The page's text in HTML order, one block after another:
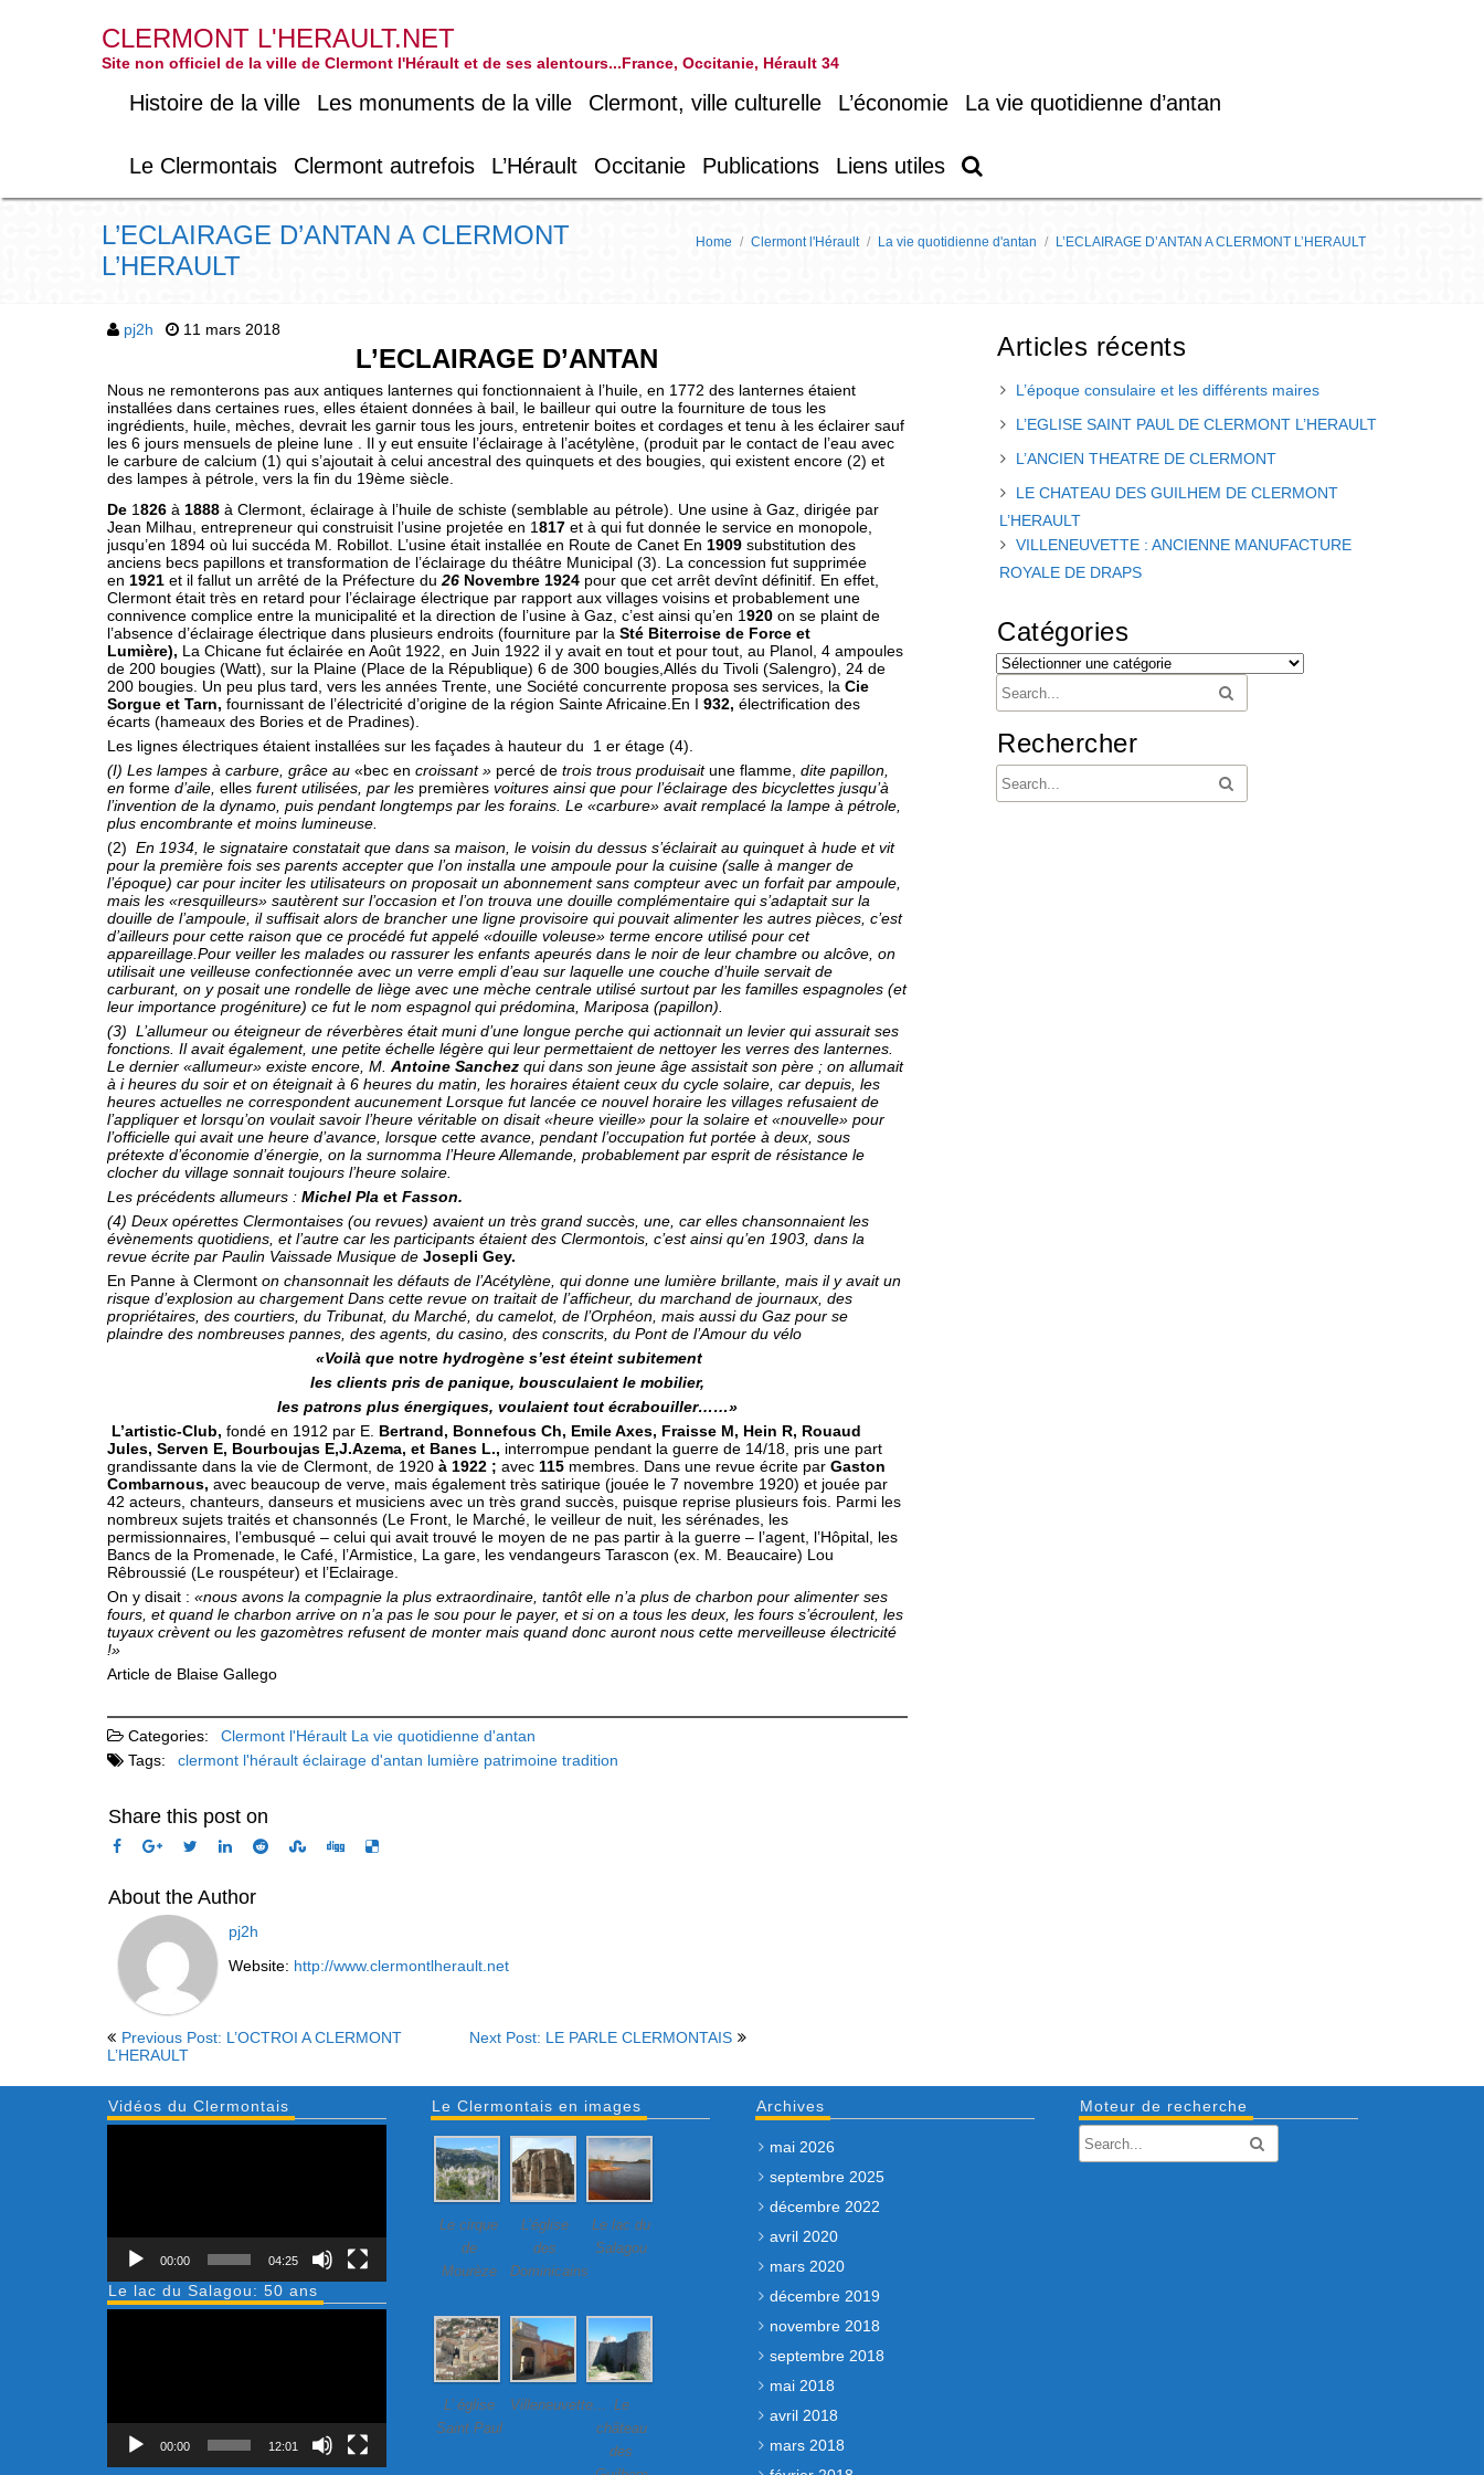
CLERMONT L'HERAULT.NET
Site non officiel de la ville de Clermont l'Hérault et de ses alentours...France, Occitanie, Hérault 34
Histoire de la ville Les monuments de la ville Clermont, ville culturelle L’économie La vie quotidienne d’antan
Le Clermontais Clermont autrefois L’Hérault Occitanie Publications Liens utiles
Home / Clermont l'Hérault / La vie quotidienne d'antan / L’ECLAIRAGE D’ANTAN A CLERMONT L’HERAULT
L’ECLAIRAGE D’ANTAN A CLERMONT
L’HERAULT
pj2h 11 mars 2018
L’ECLAIRAGE D’ANTAN
Nous ne remonterons pas aux antiques lanternes qui fonctionnaient à l’huile, en 1772 des lanternes étaient
installées dans certaines rues, elles étaient données à bail, le bailleur qui outre la fourniture de tous les
ingrédients, huile, mèches, devrait les garnir tous les jours, entretenir boites et cordages et tenu à les éclairer sauf
les 6 jours mensuels de pleine lune . Il y eut ensuite l’éclairage à l’acétylène, (produit par le contact de l’eau avec
le carbure de calcium (1) qui s’ajoutait à celui ancestral des quinquets et des bougies, qui existent encore (2) et
des lampes à pétrole, vers la fin du 19ème siècle.
De 1826 à 1888 à Clermont, éclairage à l’huile de schiste (semblable au pétrole). Une usine à Gaz, dirigée par
Jean Milhau, entrepreneur qui construisit l’usine projetée en 1817 et à qui fut donnée le service en monopole,
jusqu’en 1894 où lui succéda M. Robillot. L’usine était installée en Route de Canet En 1909 substitution des
anciens becs papillons et transformation de l’éclairage du théâtre Municipal (3). La concession fut supprimée
en 1921 et il fallut un arrêté de la Préfecture du 26 Novembre 1924 pour que cet arrêt devînt définitif. En effet,
Clermont était très en retard pour l’éclairage électrique par rapport aux villages voisins et probablement une
connivence complice entre la municipalité et la direction de l’usine à Gaz, c’est ainsi qu’en 1920 on se plaint de
l’absence d’éclai­rage électrique dans plusieurs endroits (fourniture par la Sté Biterroise de Force et
Lumière), La Chicane fut éclairée en Août 1922, en Juin 1922 il y avait en tout et pour tout, au Planol, 4 ampoules
de 200 bougies (Watt), sur la Plaine (Place de la République) 6 de 300 bougies,Allés du Tivoli (Salengro), 24 de
200 bougies. Un peu plus tard, vers les années Trente, une Société concurrente proposa ses services, la Cie
Sorgue et Tarn, fournissant de l’électricité d’origine de la région Sainte Africaine.En I 932, électrification des
écarts (hameaux des Bories et de Pradines).
Les lignes électriques étaient installées sur les façades à hauteur du 1 er étage (4).
(I) Les lampes à carbure, grâce au «bec en croissant » percé de trois trous produisaitune flamme, dite papillon,
en forme d’aile, elles furent utilisées, par les premières voitures ainsi que pour l’éclairage des bicyclettes jusqu’à
l’invention de la dynamo, puis pendant longtemps par les forains. Le «carbure» avait remplacé la lampe à pétrole,
plus encombrante et moins lumineuse.
(2) En 1934, le signataire constatait que dans sa maison, le voisin du dessus s’éclairait au quinquet à hude et vit
pour la première fois ses parents accepter que l’on installa une ampoule pour la cuisine (salle à manger de
l’époque) car pour inciter les utilisateurs on proposait un abonnement sans compteur avec un forfait par ampoule,
mais les «resquilleurs» sautèrent sur l’occa­sion et l’on trouva une douille complémentaire qui s’adaptait sur la
douille de l’ampoule, il suffisait alors de brancher une ligne pro­visoire qui pouvait alimenter les autres pièces, c’est
d’ailleurs pour cette raison que ce procédé fut appelé «douille voleuse» terme encore utilisé pour cet
appareillage.Pour veiller les malades ou rassurer les enfants apeurés dans le noir de leur chambre ou alcôve, on
utilisait une veilleuse confectionnée avec un verre empli d’eau sur laquelle une couche d’huile servait de
carburant, on y posait une rondelle de liège avec une mèche centrale utilisé surtout par les familles espagnoles (et
leur importance progéniture) ce fut le nom espagnol qui prédo­mina, Mariposa (papillon).
(3) L’allumeur ou éteigneur de réverbères était muni d’une longue perche qui actionnait un levier qui assurait ses
fonc­tions. Il avait également, une petite échelle légère qui leur permettaient de nettoyer les verres des lanternes.
Le dernier «allumeur» existe encore, M. Antoine Sanchez qui dans son jeune âge assistait son père ; on allumait
à i heures du soir et on éteignait à 6 heures du matin, les horaires étaient ceux du cycle solaire, car depuis, les
heures actuelles ne correspondent aucunement Lorsque fut lancée ce nouvel horaire les villages refusaient de
l’appliquer et lorsqu’on voulait savoir l’heure véritable on disait «heure vieille» pour la solaire et «nouvelle» pour
l’officielle qui avait une heure d’avance, lorsque cette avance, pendant l’occupation fut portée à deux, sous
prétexte d’économie d’énergie, on la surnomma l’Heure Allemande, probablement par esprit de résistance le
clocher du village sonnait toujours l’heure solaire.
Les précédents allumeurs : Michel Pla et Fasson.
(4) Deux opérettes Clermontaises (ou revues) avaient un très grand succès, une, car elles chansonnaient les
évènements quotidiens, et l’autre car les participants étaient des Clermontois, c’est ainsi qu’en 1903, dans la
revue écrite par Paulin Vaissade Musique de Josepli Gey.
En Panne à Clermont on chansonnait les défauts de l’Acétylène, qui donne une lumière brillante, mais il y avait un
risque d’ex­plosion au chargement Dans cette revue on traitait de l’afficheur, du marchand de journaux, des
propriétaires, des courtiers, du Tribunat, du Marché, du camelot, de l’Orphéon, mais aussi du Gaz pour se
plaindre des nombreuses pannes, des agents, du casino, des conscrits, du Pont de l’Amour du vélo
«Voilà que notrehydrogène s’est éteint subitement
les clients pris de panique, bousculaient le mobilier,
les patrons plus énergiques, voulaient tout écrabouiller……»
L’artistic-Club, fondé en 1912 par E. Bertrand, Bonnefous Ch, Emile Axes, Fraisse M, Hein R, Rouaud
Jules, Serven E, Bourboujas E,J.Azema, et Banes L., interrompue pendant la guerre de 14/18, pris une part
grandissante dans la vie de Clermont, de 1920 à 1922 ; avec 115 membres. Dans une revue écrite par Gaston
Combarnous, avec beaucoup de verve, mais également très satirique (jouée le 7 novembre 1920) et jouée par
42 acteurs, chanteurs, danseurs et musiciens avec un très grand suc­cès, puisque reprise plusieurs fois. Parmi les
nombreux sujets traités et chansonnés (Le Front, le Marché, le veilleur de nuit, les sérénades, les
permissionnaires, l’embusqué – celui qui avait trouvé le moyen de ne pas par­tir à la guerre – l’agent, l’Hôpital, les
Bancs de la Promenade, le Café, l’Armistice, La gare, les vendangeurs Tarascon (ex. M. Beaucaire) Lou
Rêbroussié (Le rouspéteur) et l’Eclairage.
On y disait : «nous avons la compagnie la plus extraordinaire, tantôt elle n’a plus de charbon pour alimenter ses
fours, et quand le charbon arrive on n’a pas le sou pour le payer, et si on a tous les deux, les fours s’écroulent, les
tuyaux crè­vent ou les gazomètres refusent de monter mais quand donc auront nous cette merveilleuse électricité
!»
Article de Blaise Gallego
Categories: Clermont l'Hérault La vie quotidienne d'antan
Tags:
clermont l'hérault éclairage d'antan lumière patrimoine tradition
Share this post on
About the Author
pj2h
Website: http://www.clermontlherault.net
Previous Post: L’OCTROI A CLERMONT
L’HERAULT
Next Post: LE PARLE CLERMONTAIS
Articles récents
L’époque consulaire et les différents maires
L’EGLISE SAINT PAUL DE CLERMONT L’HERAULT
L’ANCIEN THEATRE DE CLERMONT
LE CHATEAU DES GUILHEM DE CLERMONT
L’HERAULT
VILLENEUVETTE : ANCIENNE MANUFACTURE
ROYALE DE DRAPS
Catégories
Rechercher
Vidéos du Clermontais
00:00 04:25
Le lac du Salagou: 50 ans
00:00 12:01
Le Clermontais en images
Le cirque
de
Mourèze
L’église
des
Dominicains
Le lac du
Salagou
L’ église
Saint Paul
Villeneuvette… Le
château
des
Archives
mai 2026
septembre 2025
décembre 2022
avril 2020
mars 2020
décembre 2019
novembre 2018
septembre 2018
mai 2018
avril 2018
mars 2018
Moteur de recherche